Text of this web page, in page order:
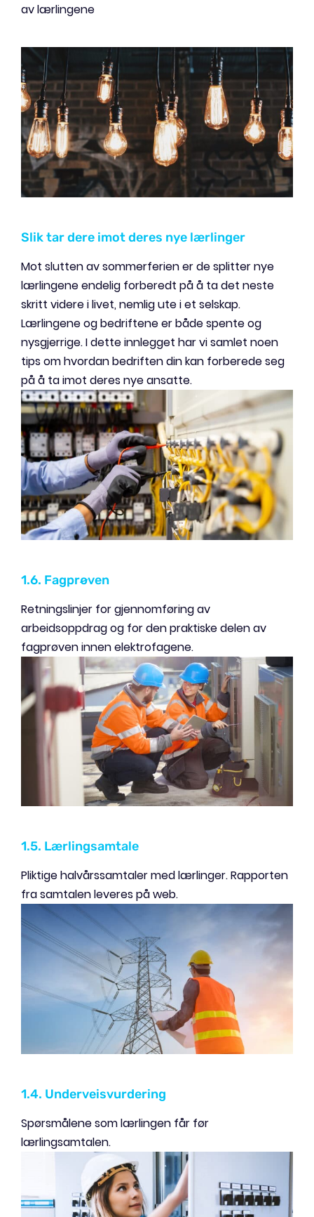
av lærlingene
Slik tar dere imot deres nye lærlinger
Mot slutten av sommerferien er de splitter nye
lærlingene endelig forberedt på å ta det neste
skritt videre i livet, nemlig ute i et selskap.
Lærlingene og bedriftene er både spente og
nysgjerrige. I dette innlegget har vi samlet noen
tips om hvordan bedriften din kan forberede seg
på å ta imot deres nye ansatte.
1.6. Fagprøven
Retningslinjer for gjennomføring av
arbeidsoppdrag og for den praktiske delen av
fagprøven innen elektrofagene.
1.5. Lærlingsamtale
Pliktige halvårssamtaler med lærlinger. Rapporten
fra samtalen leveres på web.
1.4. Underveisvurdering
Spørsmålene som lærlingen får før
lærlingsamtalen.